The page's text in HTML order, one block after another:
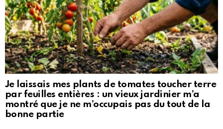
Je laissais mes plants de tomates toucher terre
par feuilles entières : un vieux jardinier m’a
montré que je ne m’occupais pas du tout de la
bonne partie